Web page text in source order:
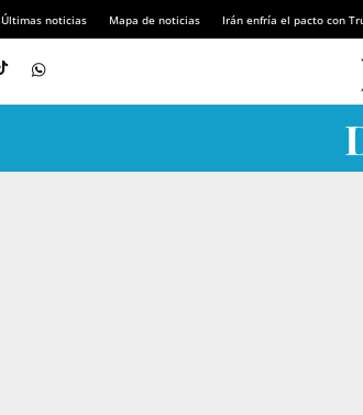
Últimas noticias Mapa de noticias Irán enfría el pacto con